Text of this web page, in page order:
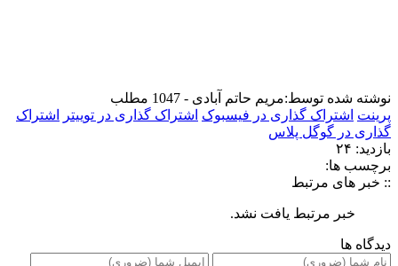
نوشته شده توسط:مریم حاتم آبادی - 1047 مطلب
پرینت اشتراک گذاری در فیسبوک اشتراک گذاری در توییتر
اشتراک
گذاری در گوگل پلاس
بازدید: ۲۴
برچسب ها:
:: خبر های مرتبط
خبر مرتبط یافت نشد.
دیدگاه ها